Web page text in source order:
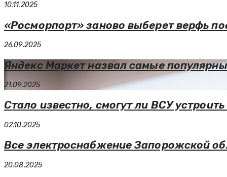
10.11.2025
«Росморпорт» заново выберет верфь
26.09.2025
Яндекс Маркет назвал самые
21.09.2025
Стало известно, смогут ли ВСУ
02.10.2025
Все электроснабжение Запорожской
20.08.2025